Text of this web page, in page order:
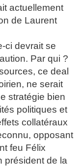
actuellement
de Laurent
ci devrait se
Par qui ?
ce deal
ne serait
stratégie bien
politiques et
collatéraux
opposant
feu Félix
président de la